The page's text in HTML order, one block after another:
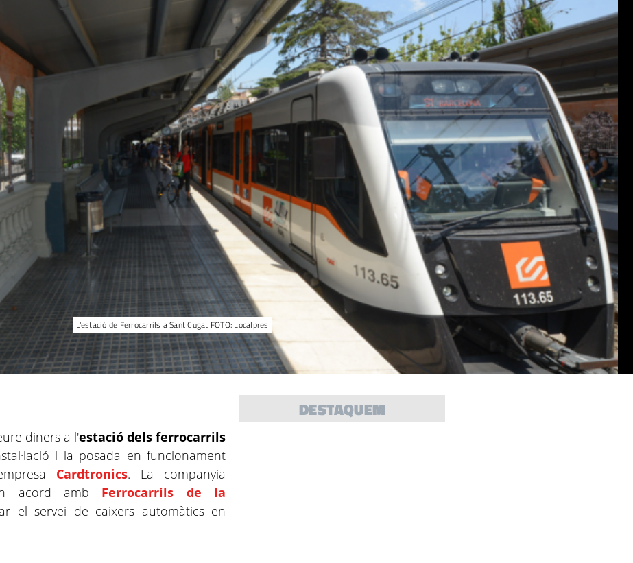
L'estació de Ferrocarrils a Sant Cugat FOTO: Localpres
diners a l'estació dels ferrocarrils
i la posada en funcionament
Cardtronics. La companyia
acord amb Ferrocarrils de la
el servei de caixers automàtics en
DESTAQUEM